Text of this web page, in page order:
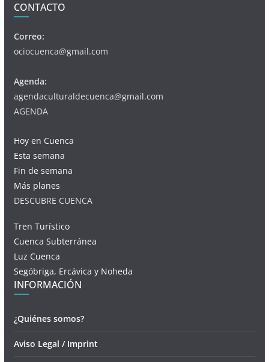
CONTACTO
Correo:
ociocuenca@gmail.com
Agenda:
agendaculturaldecuenca@gmail.com
AGENDA
Hoy en Cuenca
Esta semana
Fin de semana
Más planes
DESCUBRE CUENCA
Tren Turístico
Cuenca Subterránea
Luz Cuenca
Segóbriga, Ercávica y Noheda
INFORMACIÓN
¿Quiénes somos?
Aviso Legal / Imprint